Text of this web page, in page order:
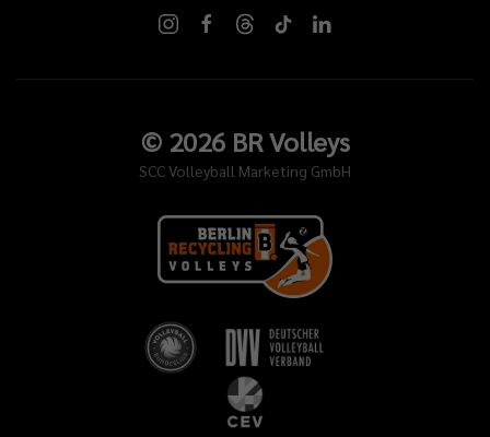
© 2026BR Volleys
SCC Volleyball Marketing GmbH